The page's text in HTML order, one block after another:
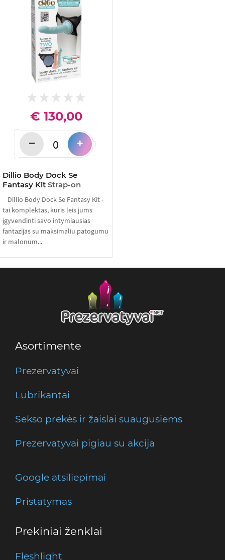
Dillio Body Dock Se
Fantasy Kit Strap-on
€ 130,00
− +
Dillio Body Dock Se Fantasy Kit -
tai komplektas, kuris leis jums
įgyvendinti savo intymiausias
fantazijas su maksimaliu patogumu
ir malonum...
Asortimente
Prezervatyvai
Lubrikantai
Sekso prekės ir žaislai suaugusiems
Prezervatyvai pigiau su akcija
Google atsiliepimai
Pristatymas
Prekiniai ženklai
Fleshlight